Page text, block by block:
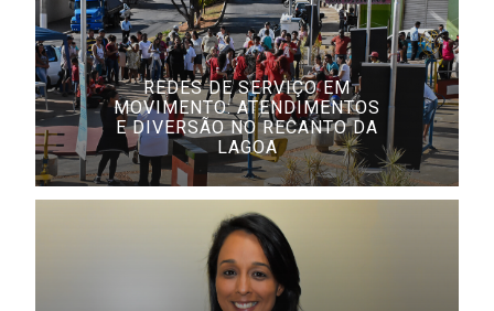
REDES DE SERVIÇO EM
MOVIMENTO: ATENDIMENTOS
E DIVERSÃO NO RECANTO DA
LAGOA